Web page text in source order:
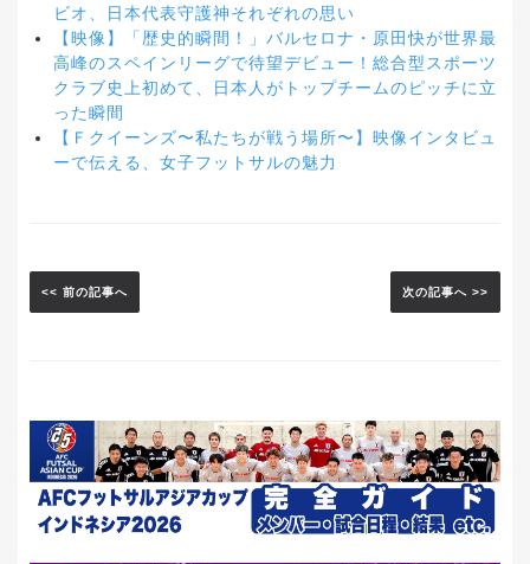
ビオ、日本代表守護神それぞれの思い
【映像】「歴史的瞬間！」バルセロナ・原田快が世界最
高峰のスペインリーグで待望デビュー！総合型スポーツ
クラブ史上初めて、日本人がトップチームのピッチに立
った瞬間
【Ｆクイーンズ〜私たちが戦う場所〜】映像インタビュ
ーで伝える、女子フットサルの魅力
<< 前の記事へ 次の記事へ >>